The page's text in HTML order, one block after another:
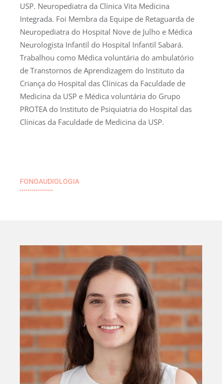
USP. Neuropediatra da Clínica Vita Medicina
Integrada. Foi Membra da Equipe de Retaguarda de
Neuropediatra do Hospital Nove de Julho e Médica
Neurologista Infantil do Hospital Infantil Sabará.
Trabalhou como Médica voluntária do ambulatório
de Transtornos de Aprendizagem do Instituto da
Criança do Hospital das Clínicas da Faculdade de
Medicina da USP e Médica voluntária do Grupo
PROTEA do Instituto de Psiquiatria do Hospital das
Clínicas da Faculdade de Medicina da USP.
FONOAUDIOLOGIA